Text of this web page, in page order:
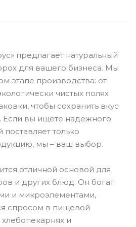
предлагает натуральный
для вашего бизнеса. Мы
этапе производства: от
чистых полях
чтобы сохранить вкус
Если вы ищете надежного
только
мы – ваш выбор.
отличной основой для
и других блюд. Он богат
и микроэлементами,
спросом в пищевой
и